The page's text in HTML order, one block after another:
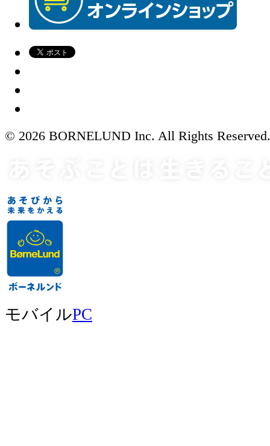
© 2026 BORNELUND Inc. All Rights Reserved.
モバイルPC